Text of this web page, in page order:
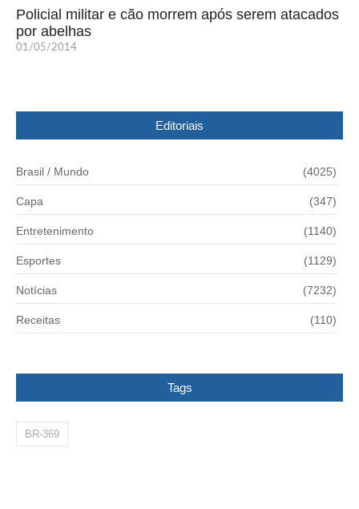
Policial militar e cão morrem após serem atacados
por abelhas
01/05/2014
Editoriais
Brasil / Mundo (4025)
Capa (347)
Entretenimento (1140)
Esportes (1129)
Notícias (7232)
Receitas (110)
Tags
BR-369